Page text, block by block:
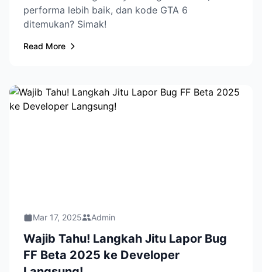
performa lebih baik, dan kode GTA 6
ditemukan? Simak!
Read More
Mar 17, 2025 Admin
Wajib Tahu! Langkah Jitu Lapor Bug
FF Beta 2025 ke Developer